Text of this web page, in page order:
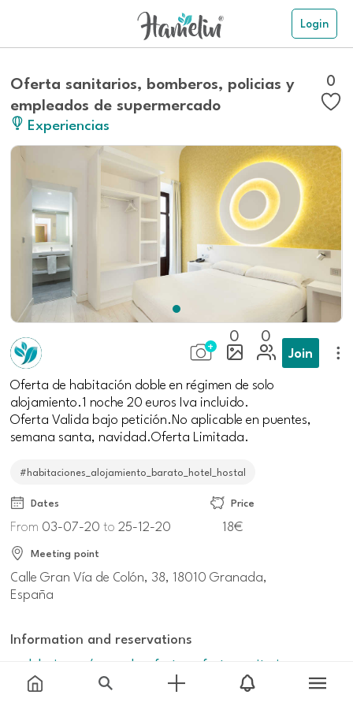
Login
Oferta sanitarios, bomberos, policias y
empleados de supermercado
Experiencias
0
0 0
Join
Oferta de habitación doble en régimen de solo
alojamiento.1 noche 20 euros Iva incluido.
Oferta Valida bajo petición.No aplicable en puentes,
semana santa, navidad.Oferta Limitada.
#habitaciones_alojamiento_barato_hotel_hostal
Dates
From 03-07-20to25-12-20
Price
18€
Meeting point
Calle Gran Vía de Colón, 38, 18010 Granada,
España
Information and reservations
andalucia.org/granada-ofertas-oferta-sanitarios-
bomberos-policias-y-empleados-de-supermercado